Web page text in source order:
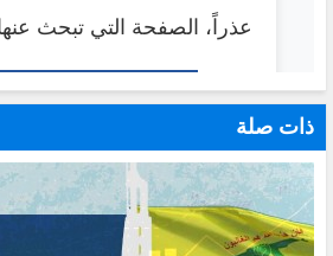
ذات صلة